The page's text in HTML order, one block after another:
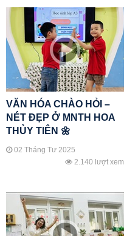
VĂN HÓA CHÀO HỎI –
NÉT ĐẸP Ở MNTH HOA
THỦY TIÊN 🌼
02 Tháng Tư 2025
2.140 lượt xem